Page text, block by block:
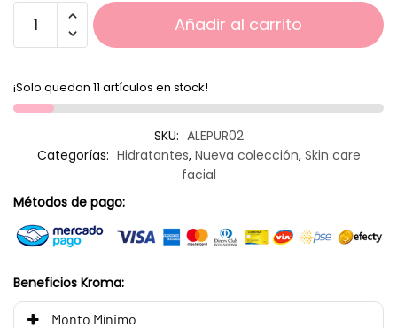
Añadir al carrito
¡Solo quedan 11 artículos en stock!
SKU: ALEPUR02
Categorías: Hidratantes, Nueva colección, Skin care
facial
Métodos de pago:
Beneficios Kroma:
Monto Mínimo